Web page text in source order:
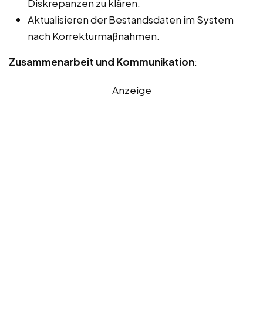
Diskrepanzen zu klären.
Aktualisieren der Bestandsdaten im System
nach Korrekturmaßnahmen.
Zusammenarbeit und Kommunikation:
Anzeige